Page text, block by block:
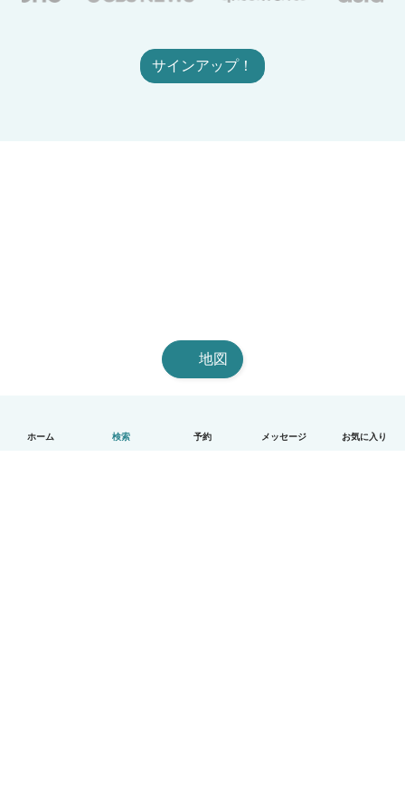
ホーム 検索 予約 メッセージ お気に入り
サインアップ！
地図